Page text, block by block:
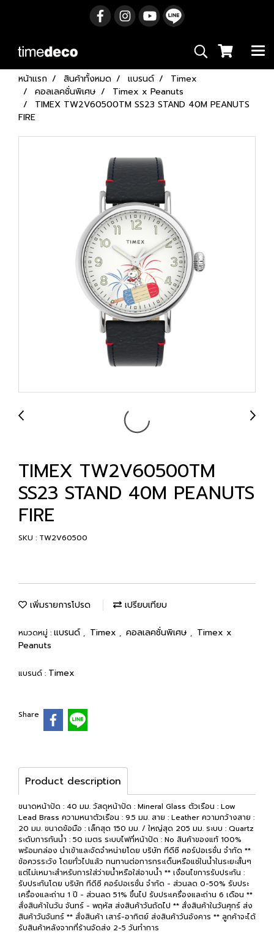
หน้าแรก สินค้าทั้งหมด แบรนด์
Timex
คอลเลคชั่นพิเศษ
Timex x Peanuts
TIMEX TW2V60500TM SS23 STAND 40M PEANUTS
FIRE
TIMEX TW2V60500TM
SS23 STAND 40M PEANUTS
FIRE
SKU : TW2V60500
เพิ่มรายการโปรด เปรียบเทียบ
หมวดหมู่ : แบรนด์ , Timex , คอลเลคชั่นพิเศษ , Timex x
Peanuts
แบรนด์ : Timex
Share
Product description
ขนาดหน้าปัด : 40 มม. วัสดุหน้าปัด : Mineral Glass ตัวเรือน : Low
Lead Brass ความหนาตัวเรือน : 9.5 มม. สาย : Leather ความกว้างสาย :
20 มม. ขนาดข้อมือ : เล็กสุด 150 มม. / ใหญ่สุด 205 มม. ระบบ : Quartz
ระดับการกันน้ำ : 50 เมตร ระบบไฟที่หน้าปัด : No สินค้าของแท้ 100%
พร้อมกล่อง นำเข้าและจัดจำหน่ายโดย บริษัท ทีดีซี คอร์ปอเรชั่น จำกัด **
ข้อควรระวัง โดยทั่วไปแล้ว ทนทานต่อการกระเด็นหรือแช่ในน้ำในระยะสั้นๆ
แต่ไม่เหมาะสำหรับการใส่ว่ายน้ำหรือใส่อาบน้ำ ** เงื่อนไขการรับประกัน :
รับประกันโดย บริษัท ทีดีซี คอร์ปอเรชั่น จำกัด - ส่วนลด 0-50% รับประ
เครื่องและถ่าน 1 ปี - ส่วนลด 51% ขึ้นไป รับประเครื่องและถ่าน 6 เดือน **
สั่งสินค้าในวัน จันทร์ - พฤหัส ส่งสินค้าวันถัดไป ** สั่งสินค้าในวันศุกร์ ส่ง
สินค้าวันจันทร์ ** สั่งสินค้า เสาร์-อาทิตย์ ส่งสินค้าวันอังคาร ** ลูกค้าจะได้
รับสินค้าหลังจากที่ร้านจัดส่ง 2-5 วันทำการ